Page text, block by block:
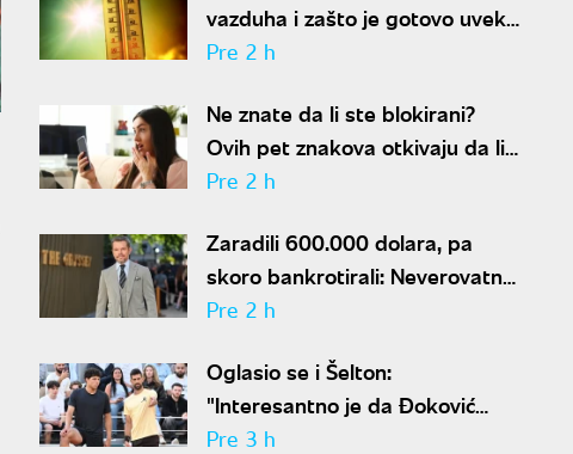
vazduha i zašto je gotovo uvek
niža od one koju pokazuju naši
Pre 2 h
Ne znate da li ste blokirani?
Ovih pet znakova otkivaju da li
se nalazite na nečijoj "crnoj listi"
Pre 2 h
Zaradili 600.000 dolara, pa
skoro bankrotirali: Neverovatna
ispovest Meta Dejmona o paklu
Pre 2 h
Oglasio se i Šelton:
"Interesantno je da Đoković
predlaže skraćenje mečeva..."
Pre 3 h